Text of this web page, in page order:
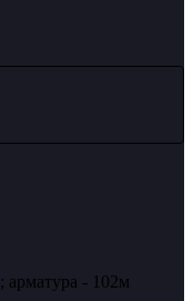
арматура - 102м